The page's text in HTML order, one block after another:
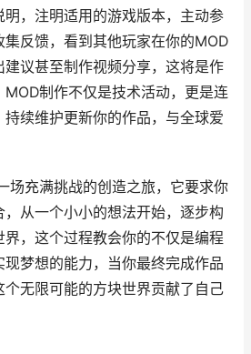
，注明适用的游戏版本，主动参
反馈，看到其他玩家在你的MOD
议甚至制作视频分享，这将是作
制作不仅是技术活动，更是连
续维护更新你的作品，与全球爱
场充满挑战的创造之旅，它要求你
从一个小小的想法开始，逐步构
，这个过程教会你的不仅是编程
梦想的能力，当你最终完成作品
无限可能的方块世界贡献了自己